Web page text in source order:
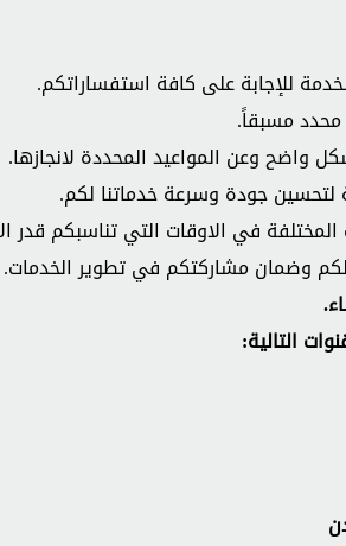
للإجابة على كافة استفساراتكم.
محدد مسبقاً.
واضح وعن المواعيد المحددة لانجازها.
جودة وسرعة خدماتنا لكم.
في الاوقات التي تناسبكم قدر
وضمان مشاركتكم في تطوير الخدمات.
التالية: